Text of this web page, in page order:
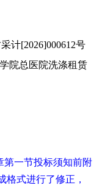
计[2026]000612号
院总医院洗涤租赁
第一节投标须知前附
格式进行了修正，